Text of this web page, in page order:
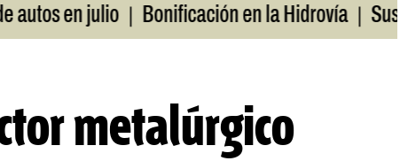
en julio | Bonificación en la Hidrovía |
metalúrgico